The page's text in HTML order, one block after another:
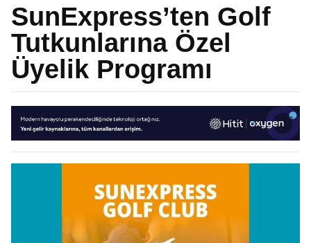
SunExpress’ten Golf
Tutkunlarına Özel
Üyelik Programı